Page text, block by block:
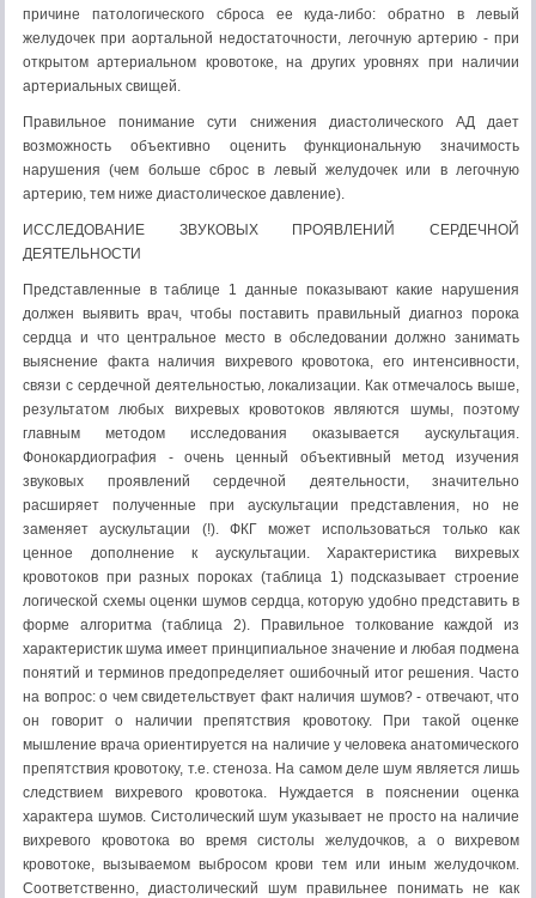
причине патологического сброса ее куда-либо: обратно в левый
желудочек при аортальной недостаточности, легочную артерию - при
открытом артериальном кровотоке, на других уровнях при наличии
артериальных свищей.
Правильное понимание сути снижения диастолического АД дает
возможность объективно оценить функциональную значимость
нарушения (чем больше сброс в левый желудочек или в легочную
артерию, тем ниже диастолическое давление).
ИССЛЕДОВАНИЕ ЗВУКОВЫХ ПРОЯВЛЕНИЙ СЕРДЕЧНОЙ
ДЕЯТЕЛЬНОСТИ
Представленные в таблице 1 данные показывают какие нарушения
должен выявить врач, чтобы поставить правильный диагноз порока
сердца и что центральное место в обследовании должно занимать
выяснение факта наличия вихревого кровотока, его интенсивности,
связи с сердечной деятельностью, локализации. Как отмечалось выше,
результатом любых вихревых кровотоков являются шумы, поэтому
главным методом исследования оказывается аускультация.
Фонокардиография - очень ценный объективный метод изучения
звуковых проявлений сердечной деятельности, значительно
расширяет полученные при аускультации представления, но не
заменяет аускультации (!). ФКГ может использоваться только как
ценное дополнение к аускультации. Характеристика вихревых
кровотоков при разных пороках (таблица 1) подсказывает строение
логической схемы оценки шумов сердца, которую удобно представить в
форме алгоритма (таблица 2). Правильное толкование каждой из
характеристик шума имеет принципиальное значение и любая подмена
понятий и терминов предопределяет ошибочный итог решения. Часто
на вопрос: о чем свидетельствует факт наличия шумов? - отвечают, что
он говорит о наличии препятствия кровотоку. При такой оценке
мышление врача ориентируется на наличие у человека анатомического
препятствия кровотоку, т.е. стеноза. На самом деле шум является лишь
следствием вихревого кровотока. Нуждается в пояснении оценка
характера шумов. Систолический шум указывает не просто на наличие
вихревого кровотока во время систолы желудочков, а о вихревом
кровотоке, вызываемом выбросом крови тем или иным желудочком.
Соответственно, диастолический шум правильнее понимать не как